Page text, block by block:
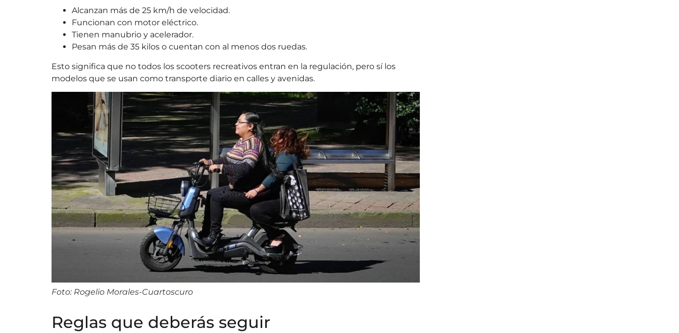
Alcanzan más de 25 km/h de velocidad.
Funcionan con motor eléctrico.
Tienen manubrio y acelerador.
Pesan más de 35 kilos o cuentan con al menos dos ruedas.
Esto significa que no todos los scooters recreativos entran en la regulación, pero sí los
modelos que se usan como transporte diario en calles y avenidas.
Foto: Rogelio Morales-Cuartoscuro
Reglas que deberás seguir